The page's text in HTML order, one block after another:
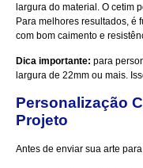
largura do material. O cetim
Para melhores resultados, é
com bom caimento e
Dica importante: para
largura de 22mm ou mais.
Personalização
Projeto
Antes de enviar sua arte